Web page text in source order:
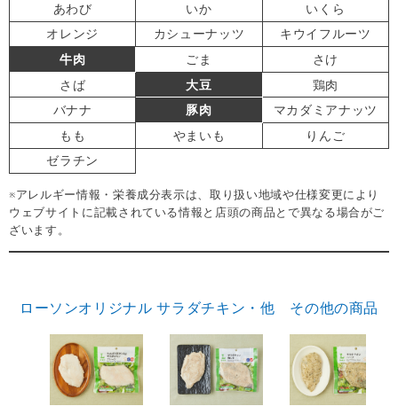
あわび
いか
いくら
オレンジ
カシューナッツ
キウイフルーツ
牛肉
ごま
さけ
さば
大豆
鶏肉
バナナ
豚肉
マカダミアナッツ
もも
やまいも
りんご
ゼラチン
※アレルギー情報・栄養成分表示は、取り扱い地域や仕様変更により
ウェブサイトに記載されている情報と店頭の商品とで異なる場合がご
ざいます。
ローソンオリジナル サラダチキン・他 その他の商品